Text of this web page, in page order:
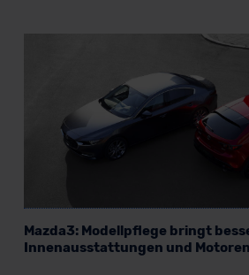
Mazda3: Modellpflege bringt
Innenausstattungen und